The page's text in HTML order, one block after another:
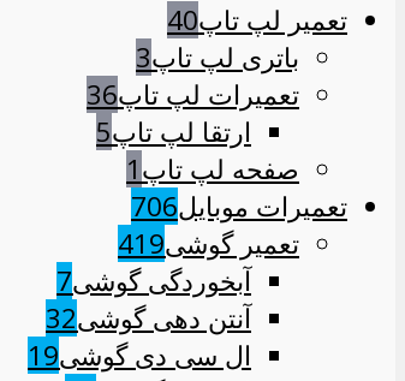
تعمیر لپ تاپ40
باتری لپ تاپ3
تعمیرات لپ تاپ36
ارتقا لپ تاپ5
صفحه لپ تاپ1
تعمیرات موبایل706
تعمیر گوشی419
آبخوردگی گوشی7
آنتن دهی گوشی32
ال سی دی گوشی19